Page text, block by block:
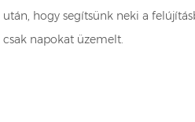
után, hogy segítsünk neki a
csak napokat üzemelt.